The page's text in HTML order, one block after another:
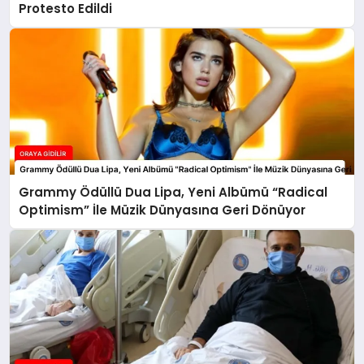
Protesto Edildi
Grammy Ödüllü Dua Lipa, Yeni Albümü “Radical
Optimism” İle Müzik Dünyasına Geri Dönüyor